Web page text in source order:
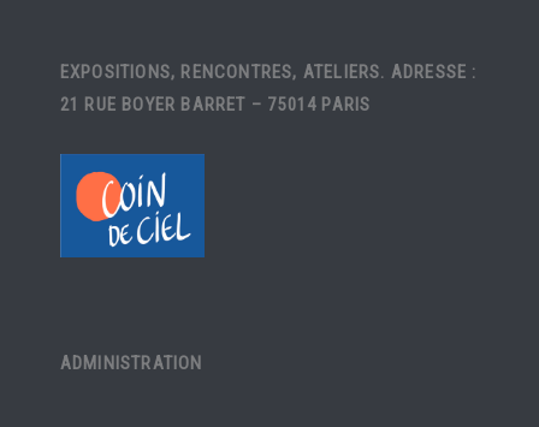
EXPOSITIONS, RENCONTRES, ATELIERS. ADRESSE :
21 RUE BOYER BARRET – 75014 PARIS
ADMINISTRATION